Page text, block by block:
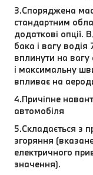
3.Споряджена
стандартним
додаткові
бака і вагу
вплинути на
і максимальну
впливає на
4.Причіпне
автомобіля
5.Складається з
згоряння
електричного
значення).